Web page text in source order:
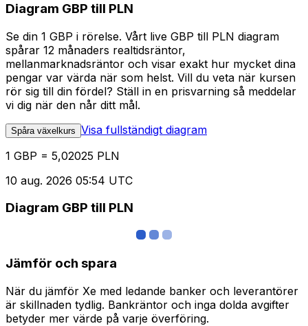
Diagram GBP till PLN
Se din 1 GBP i rörelse. Vårt live GBP till PLN diagram
spårar 12 månaders realtidsräntor,
mellanmarknadsräntor och visar exakt hur mycket dina
pengar var värda när som helst. Vill du veta när kursen
rör sig till din fördel? Ställ in en prisvarning så meddelar
vi dig när den når ditt mål.
Spåra växelkurs Visa fullständigt diagram
1 GBP = 5,02025 PLN
10 aug. 2026 05:54 UTC
Diagram GBP till PLN
Jämför och spara
När du jämför Xe med ledande banker och leverantörer
är skillnaden tydlig. Bankräntor och inga dolda avgifter
betyder mer värde på varje överföring.